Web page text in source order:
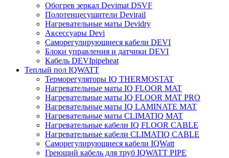
Обогрев зеркал Devimat DSVF
Полотенцесушители Devirail
Нагревательные маты Devidry
Аксессуары Devi
Саморегулирующиеся кабели DEVI
Блоки управления и датчики DEVI
Кабель DEVIpipeheat
Теплый пол IQWATT
Терморегуляторы IQ THERMOSTAT
Нагревательные маты IQ FLOOR MAT
Нагревательные маты IQ FLOOR MAT PRO
Нагревательные маты IQ LAMINATE MAT
Нагревательные маты CLIMATIQ MAT
Нагревательные кабели IQ FLOOR CABLE
Нагревательные кабели CLIMATIQ CABLE
Саморегулирующиеся кабели IQWatt
Греющий кабель для труб IQWATT PIPE